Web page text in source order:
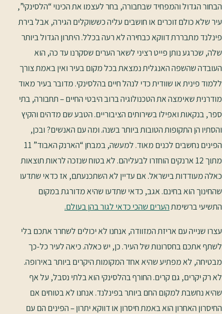
הבחור הגדול והמפחיד שבחבורה, בחר לעצמו את הכינוי “הלסינקי”,
עיר שלא כולם זוכרים או חושבים עליה כששוקלים הגירה, אבל בירת
פינלנד מתבררת דווקא כבחירה לא רעה בכלל. היתרון הגדול ביותר
שלה, שכרגע נותן פייט רציני לשאר הערים שסקרנו עד כה, הוא
העובדה שהשפה האנגלית נמצאת בכל מקום בעיר ואין באמת צורך
ללמוד פינית או שוודית כדי לנהל חיים בהלסינקי. מדובר בעיר מאוד
מודרנית שאימצה את הטכנולוגיה ברוב היבטי החיים – תחבורה, בתי
ספר, בנקאות ואפילו בשירותים הציבוריים. הטבע שם מדהים והקיץ
והסתיו הן התקופות הטובות ביותר בשנה. ומה עם האנשים? ובכן,
הפינים נחשבים לכנים מאוד. למעשה, במבחן “הארנק האבוד” 11
מתוך 12 ארנקים הוחזרו לבעליהם. לא בטוח שנזכה לראות תוצאות
כאלה מעודדות בישראל. אם עדיין לא השתכנעתם, אז כדאי שתדעו
שהחינוך הוא בחינם. אגב, כדאי שתדעו שהיא מדורגת במקום
התשיעי ברשימתהערים שהכי כדאי לגור בהן בעולם.
עצרו שנייה עם אריזת המזוודה, אנחנו לא יכולים לשחרר אתכם בלי
לשתף אתכם בחסרונות של העיר. כן, יש כאלה. כיאה לעיר כל-כך
מבטיחה, לא מפתיע שהיא אחד המקומות היקרים ביותר באירופה.
לא רק יקרים, גם קרים. החורף בהלסינקי הוא בלתי נסבל, על אף
שהיא נחשבת למקום החם ביותר בפינלנד. אנחנו לא בטוחים אם
החיסרון האחרון הוא באמת חיסרון או דווקא יתרון – הפינים הם עם